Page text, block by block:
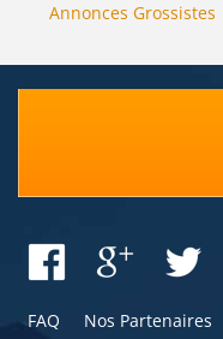
Annonces Grossistes
FAQ Nos Partenaires